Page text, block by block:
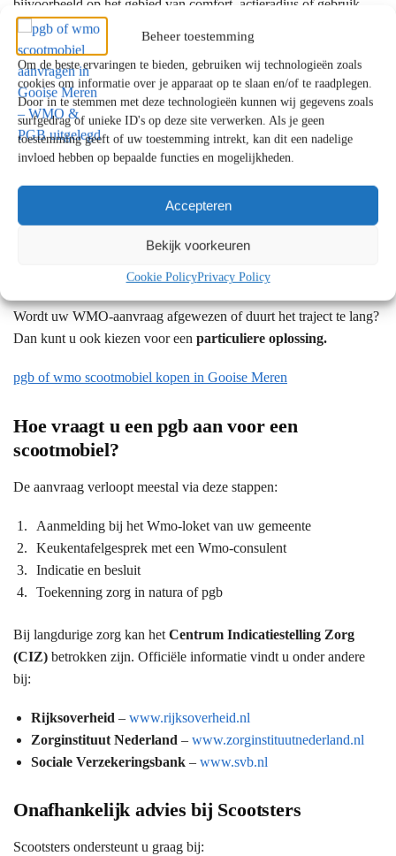
Beheer toestemming
Om de beste ervaringen te bieden, gebruiken wij technologieën zoals
cookies om informatie over je apparaat op te slaan en/of te raadplegen.
Door in te stemmen met deze technologieën kunnen wij gegevens zoals
surfgedrag of unieke ID's op deze site verwerken. Als je geen
toestemming geeft of uw toestemming intrekt, kan dit een nadelige
invloed hebben op bepaalde functies en mogelijkheden.
Accepteren
Bekijk voorkeuren
Cookie PolicyPrivacy Policy
bijvoorbeeld op het gebied van comfort, actieradius of gebruik
buitenshuis.
Hoewel wij geen showroom in Gooise Meren hebben, kiezen veel
klanten uit Gooise Meren ervoor onze showroom inAmsterdam
(Noord-Holland)ofKrimpen aan de Lek (Zuid-Holland)te
bezoeken voor persoonlijk advies over passende alternatieven.
(gedeeltelijk) zelf een scootmobiel aan te schaffen, bijvoorbeeld
om een eigen bijdrage te vermijden of meer keuzevrijheid te
Wordt uw WMO-aanvraag afgewezen of duurt het traject te lang?
Dan kunt u ook kiezen voor een particuliere oplossing.
pgb of wmo scootmobiel kopen in Gooise Meren
Hoe vraagt u een pgb aan voor een
scootmobiel?
De aanvraag verloopt meestal via deze stappen:
Aanmelding bij het Wmo-loket van uw gemeente
Keukentafelgesprek met een Wmo-consulent
Indicatie en besluit
Toekenning zorg in natura of pgb
Bij langdurige zorg kan het Centrum Indicatiestelling Zorg
(CIZ) betrokken zijn. Officiële informatie vindt u onder andere
bij:
Rijksoverheid – www.rijksoverheid.nl
Zorginstituut Nederland – www.zorginstituutnederland.nl
Sociale Verzekeringsbank – www.svb.nl
Onafhankelijk advies bij Scootsters
Scootsters ondersteunt u graag bij: